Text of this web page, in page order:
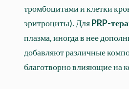
тромбоцитами и клетки
эритроциты). ДляPRP-
плазма, иногда в нее
добавляют различные
благотворно влияющие на